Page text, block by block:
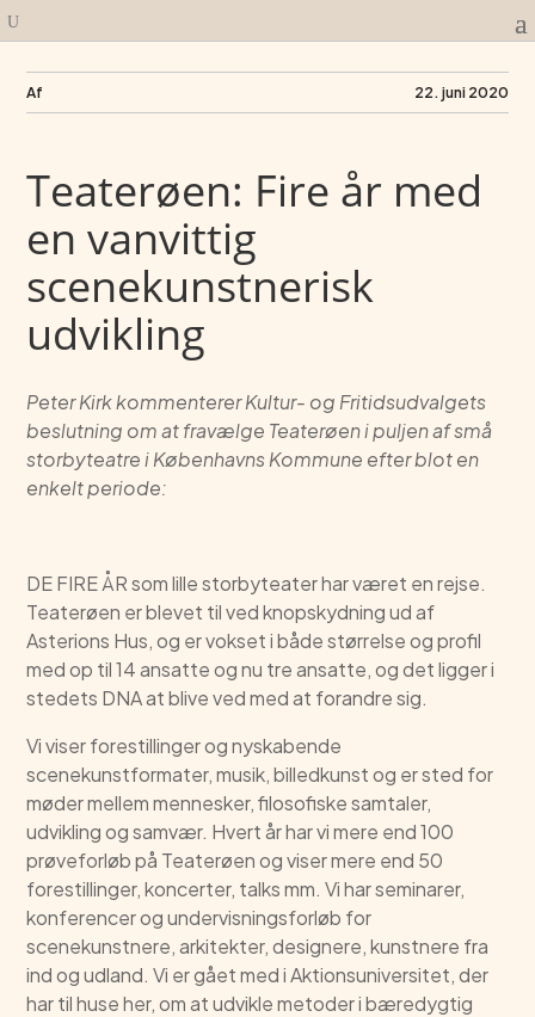
Af 22. juni 2020
Teaterøen: Fire år med
en vanvittig
scenekunstnerisk
udvikling
Peter Kirk kommenterer Kultur- og Fritidsudvalgets
beslutning om at fravælge Teaterøen i puljen af små
storbyteatre i Københavns Kommune efter blot en
enkelt periode:
DE FIRE ÅR som lille storbyteater har været en rejse.
Teaterøen er blevet til ved knopskydning ud af
Asterions Hus, og er vokset i både størrelse og profil
med op til 14 ansatte og nu tre ansatte, og det ligger i
stedets DNA at blive ved med at forandre sig.
Vi viser forestillinger og nyskabende
scenekunstformater, musik, billedkunst og er sted for
møder mellem mennesker, filosofiske samtaler,
udvikling og samvær. Hvert år har vi mere end 100
prøveforløb på Teaterøen og viser mere end 50
forestillinger, koncerter, talks mm. Vi har seminarer,
konferencer og undervisningsforløb for
scenekunstnere, arkitekter, designere, kunstnere fra
ind og udland. Vi er gået med i Aktionsuniversitet, der
har til huse her, om at udvikle metoder i bæredygtig